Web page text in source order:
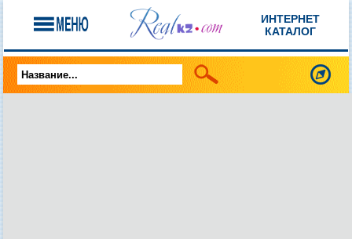
ИНТЕРНЕТ
КАТАЛОГ